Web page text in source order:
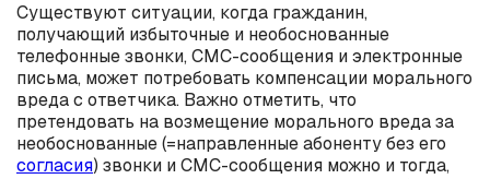
Существуют ситуации, когда гражданин,
получающий избыточные и необоснованные
телефонные звонки, СМС-сообщения и электронные
письма, может потребовать компенсации морального
вреда с ответчика. Важно отметить, что
претендовать на возмещение морального вреда за
необоснованные (=направленные абоненту без его
согласия) звонки и СМС-сообщения можно и тогда,